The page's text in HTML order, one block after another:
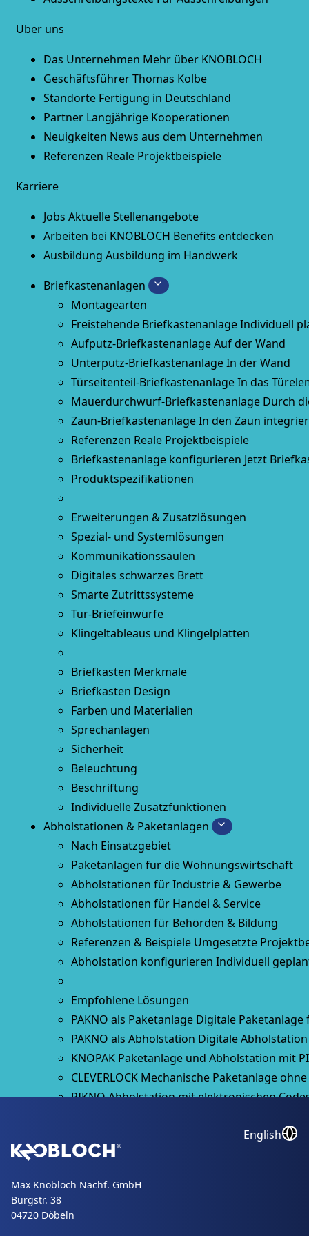
Über uns
Das Unternehmen Mehr über KNOBLOCH
GeschäftsführerThomas Kolbe
Standorte Fertigung in Deutschland
Partner Langjährige Kooperationen
Neuigkeiten News aus dem Unternehmen
Referenzen Reale Projektbeispiele
Karriere
Jobs Aktuelle Stellenangebote
Arbeiten bei KNOBLOCH Benefits entdecken
Ausbildung Ausbildung im Handwerk
Briefkastenanlagen
Montagearten
Freistehende BriefkastenanlageIndividuell
Aufputz-BriefkastenanlageAuf der Wand
Unterputz-BriefkastenanlageIn der Wand
Türseitenteil-BriefkastenanlageIn das
Mauerdurchwurf-Briefkastenanlage Durch
Zaun-BriefkastenanlageIn den Zaun
Referenzen Reale Projektbeispiele
Briefkastenanlage konfigurieren Jetzt
Produktspezifikationen
Erweiterungen & Zusatzlösungen
Spezial- und Systemlösungen
Kommunikationssäulen
Digitales schwarzes Brett
Smarte Zutrittssysteme
Tür-Briefeinwürfe
Klingeltableaus und Klingelplatten
Briefkasten Merkmale
Briefkasten Design
Farben und Materialien
Sprechanlagen
Sicherheit
Beleuchtung
Beschriftung
Individuelle Zusatzfunktionen
Abholstationen & Paketanlagen
Nach Einsatzgebiet
Paketanlagen für die Wohnungswirtschaft
Abholstationen für Industrie & Gewerbe
Abholstationen für Handel & Service
Abholstationen für Behörden & Bildung
Referenzen & Beispiele Umgesetzte
Abholstation konfigurieren Individuell
Empfohlene Lösungen
PAKNO als Paketanlage Digitale
PAKNO als Abholstation Digitale
KNOPAK Paketanlage und Abholstation mit
CLEVERLOCK Mechanische Paketanlage
PIKNOAbholstation mit elektronischen
Paketboxen für Einfamilienhäuser
JASPER / JASPER XL
MONTREAL
English
Max Knobloch Nachf. GmbH
Burgstr. 38
04720 Döbeln